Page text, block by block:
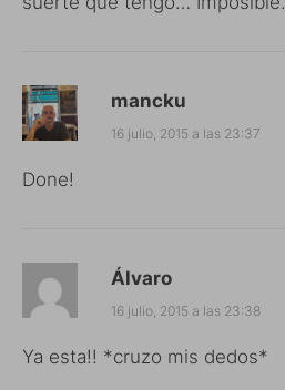
mancku
16 julio, 2015 a las 23:37
Done!
Álvaro
16 julio, 2015 a las 23:38
Ya esta!! *cruzo mis dedos*